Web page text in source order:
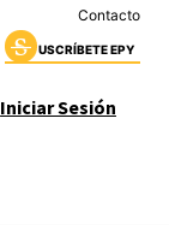
Contacto
USCRÍBETE EPY
Iniciar Sesión